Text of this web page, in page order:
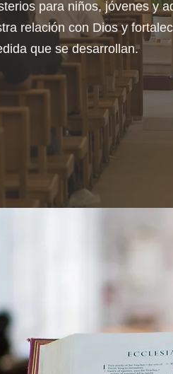
para niños, jóvenes y
relación con Dios y
que se desarrollan.